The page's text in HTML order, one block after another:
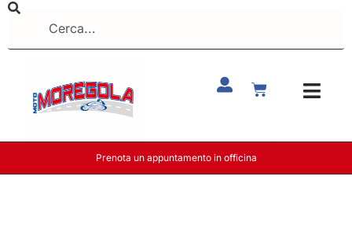
Prenota un appuntamento in officina